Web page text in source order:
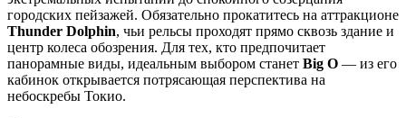
городских пейзажей. Обязательно прокатитесь на аттракционе
Thunder Dolphin, чьи рельсы проходят прямо сквозь здание и
центр колеса обозрения. Для тех, кто предпочитает
панорамные виды, идеальным выбором станет Big O — из его
кабинок открывается потрясающая перспектива на
небоскребы Токио.